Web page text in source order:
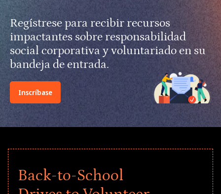
Regístrese para recibir recursos
impactantes sobre responsabilidad
social corporativa y voluntariado en su
bandeja de entrada.
Inscríbase
Back-to-School